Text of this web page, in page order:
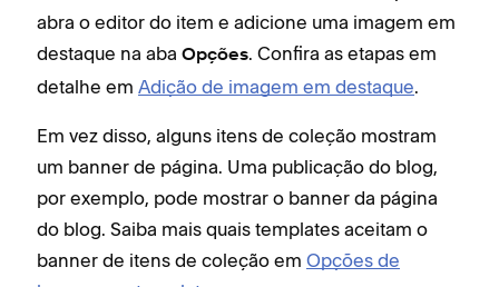
abra o editor do item e adicione uma imagem em
destaque na aba Opções. Confira as etapas em
detalhe em Adição de imagem em destaque.
Em vez disso, alguns itens de coleção mostram
um banner de página. Uma publicação do blog,
por exemplo, pode mostrar o banner da página
do blog. Saiba mais quais templates aceitam o
banner de itens de coleção em Opções de